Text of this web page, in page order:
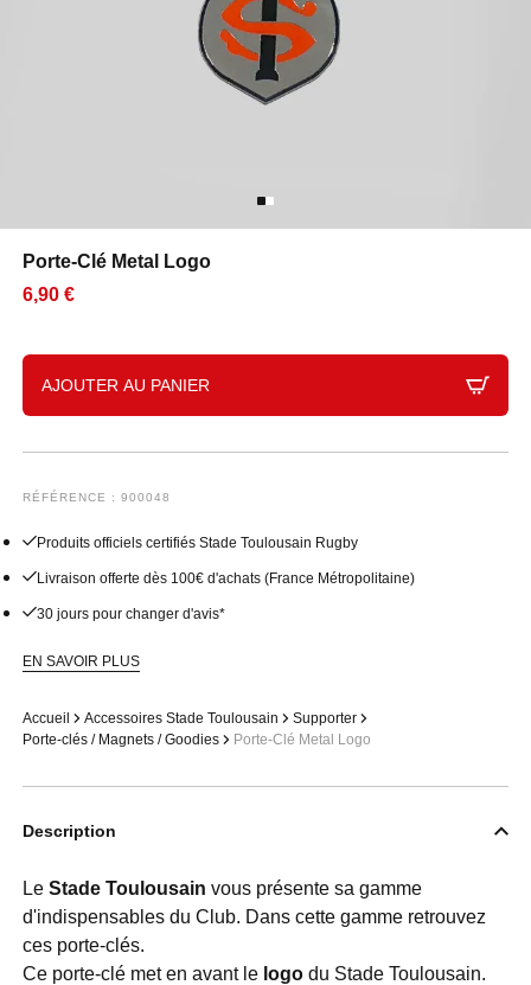
Porte-Clé Metal Logo
6,90 €
AJOUTER AU PANIER
RÉFÉRENCE : 900048
Produits officiels certifiés Stade Toulousain Rugby
Livraison offerte dès 100€ d'achats (France Métropolitaine)
30 jours pour changer d'avis*
EN SAVOIR PLUS
Accueil Accessoires Stade Toulousain
Supporter
Porte-clés / Magnets / Goodies
Porte-Clé Metal Logo
Description
Le Stade Toulousain vous présente sa gamme
d'indispensables du Club. Dans cette gamme retrouvez
ces porte-clés.
Ce porte-clé met en avant lelogodu Stade Toulousain.